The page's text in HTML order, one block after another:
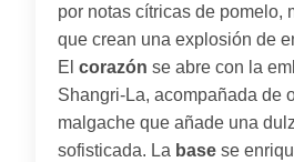
por notas cítricas de pomelo,
que crean una explosión de
El corazón se abre con la
Shangri-La, acompañada de
malgache que añade una
sofisticada. La base se